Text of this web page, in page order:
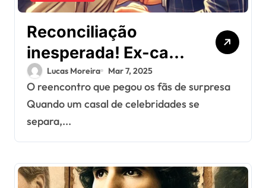
Reconciliação
inesperada! Ex-casal
de estrelas volta a se
encontrar após anos
separados
Lucas Moreira Mar 7, 2025
O reencontro que pegou os fãs de surpresa
Quando um casal de celebridades se
separa,...